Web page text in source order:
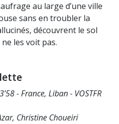
au large d’une ville
sans en troubler la
découvrent le sol
les voit pas.
- France, Liban - VOSTFR
Christine Choueiri